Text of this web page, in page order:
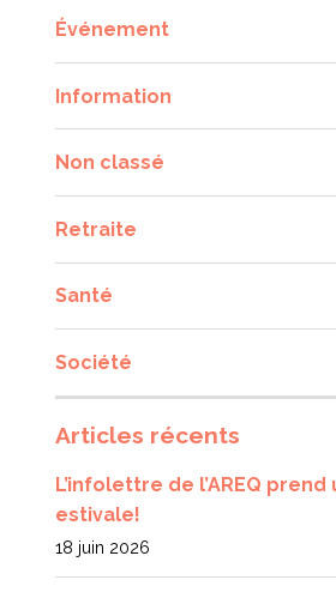
Événement
Information
Non classé
Retraite
Santé
Société
Articles récents
L’infolettre de l’AREQ prend
estivale!
18 juin 2026